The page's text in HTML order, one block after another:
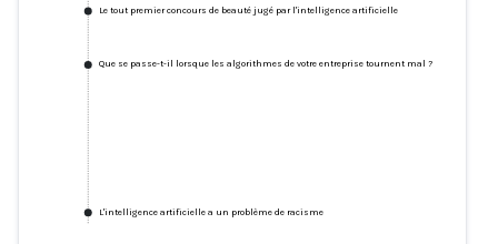
Le tout premier concours de beauté jugé par l'intelligence artificielle
Que se passe-t-il lorsque les algorithmes de votre entreprise tournent mal ?
L'intelligence artificielle a un problème de racisme